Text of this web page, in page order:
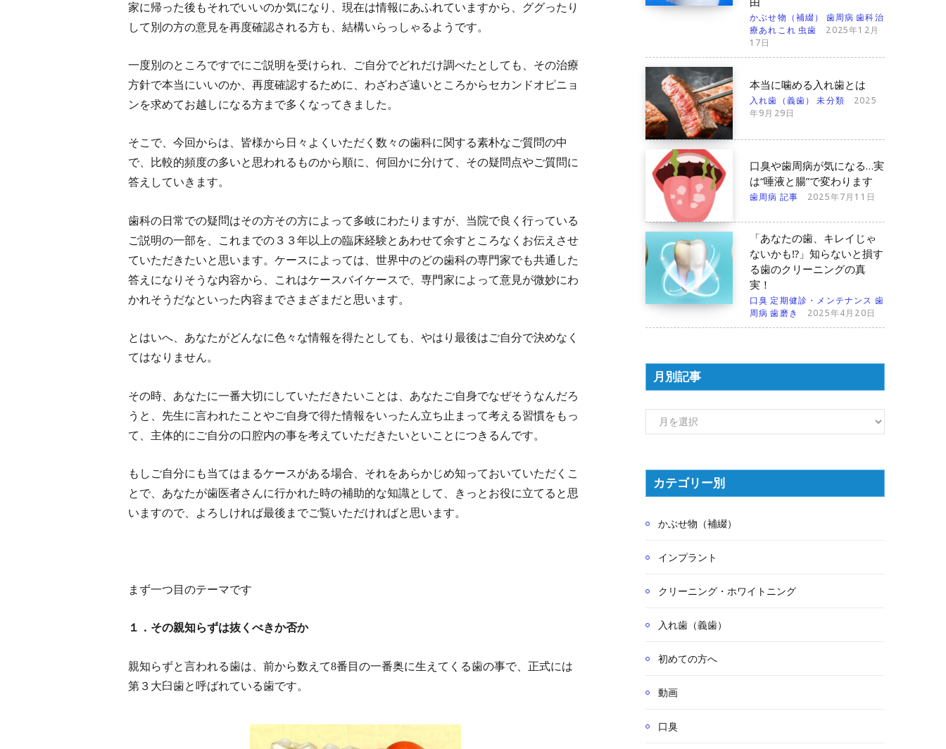
家に帰った後もそれでいいのか気になり、現在は情報にあふれていますから、ググったり
して別の方の意見を再度確認される方も、結構いらっしゃるようです。
一度別のところですでにご説明を受けられ、ご自分でどれだけ調べたとしても、その治療
方針で本当にいいのか、再度確認するために、わざわざ遠いところからセカンドオピニョ
ンを求めてお越しになる方まで多くなってきました。
そこで、今回からは、皆様から日々よくいただく数々の歯科に関する素朴なご質問の中
で、比較的頻度の多いと思われるものから順に、何回かに分けて、その疑問点やご質問に
答えしていきます。
歯科の日常での疑問はその方その方によって多岐にわたりますが、当院で良く行っている
ご説明の一部を、これまでの３３年以上の臨床経験とあわせて余すところなくお伝えさせ
ていただきたいと思います。ケースによっては、世界中のどの歯科の専門家でも共通した
答えになりそうな内容から、これはケースバイケースで、専門家によって意見が微妙にわ
かれそうだなといった内容までさまざまだと思います。
とはいへ、あなたがどんなに色々な情報を得たとしても、やはり最後はご自分で決めなく
てはなりません。
その時、あなたに一番大切にしていただきたいことは、あなたご自身でなぜそうなんだろ
うと、先生に言われたことやご自身で得た情報をいったん立ち止まって考える習慣をもっ
て、主体的にご自分の口腔内の事を考えていただきたいといことにつきるんです。
もしご自分にも当てはまるケースがある場合、それをあらかじめ知っておいていただくこ
とで、あなたが歯医者さんに行かれた時の補助的な知識として、きっとお役に立てると思
いますので、よろしければ最後までご覧いただければと思います。
まず一つ目のテーマです
１．その親知らずは抜くべきか否か
親知らずと言われる歯は、前から数えて8番目の一番奥に生えてくる歯の事で、正式には
第３大臼歯と呼ばれている歯です。
かぶせ物（補綴） 歯周病 歯科治
療あれこれ 虫歯
2025年12月
17日
本当に噛める入れ歯とは
入れ歯（義歯） 未分類
2025
年9月29日
口臭や歯周病が気になる…実
は“唾液と腸”で変わります
歯周病 記事 2025年7月11日
「あなたの歯、キレイじゃ
ないかも⁉︎」知らないと損す
る歯のクリーニングの真
実！
口臭 定期健診・メンテナンス 歯
周病 歯磨き 2025年4月20日
月別記事
別
事
カテゴリー別
かぶせ物（補綴）
インプラント
クリーニング・ホワイトニング
入れ歯（義歯）
初めての方へ
動画
口臭